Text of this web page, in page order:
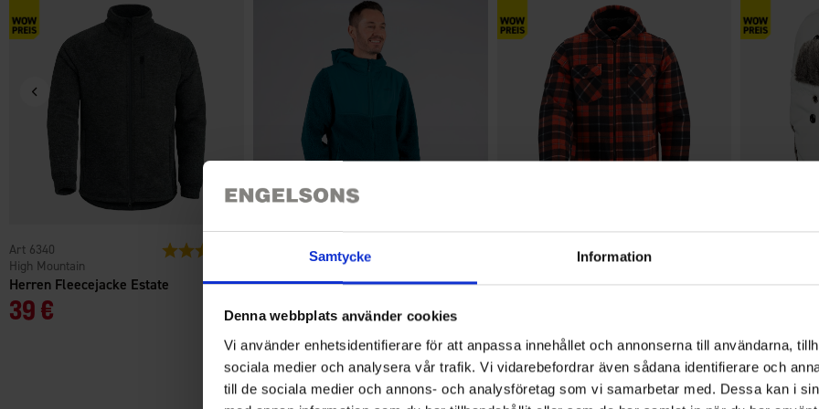
Samtycke Information
Denna webbplats använder cookies
Vi använder enhetsidentifierare för att anpassa innehållet och annonserna till användarna,
sociala medier och analysera vår trafik. Vi vidarebefordrar även sådana identifierare och
till de sociala medier och annons- och analysföretag som vi samarbetar med. Dessa kan i
Herren Fleecejacke Estate
High Mountain
6340
39 €
Bewertung:
Herren Hybrid-Fleecejacke Sjömarken
High Mountain
35 €
Herren Fleecejacke Ätran
+2